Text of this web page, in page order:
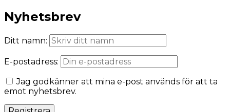
Nyhetsbrev
Ditt namn:
E-postadress:
Jag godkänner att mina e-post används för att ta
emot nyhetsbrev.